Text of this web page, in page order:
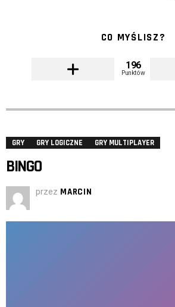
CO MYŚLISZ?
196
Punktów
GRY GRY LOGICZNE GRY MULTIPLAYER
BINGO
przez MARCIN